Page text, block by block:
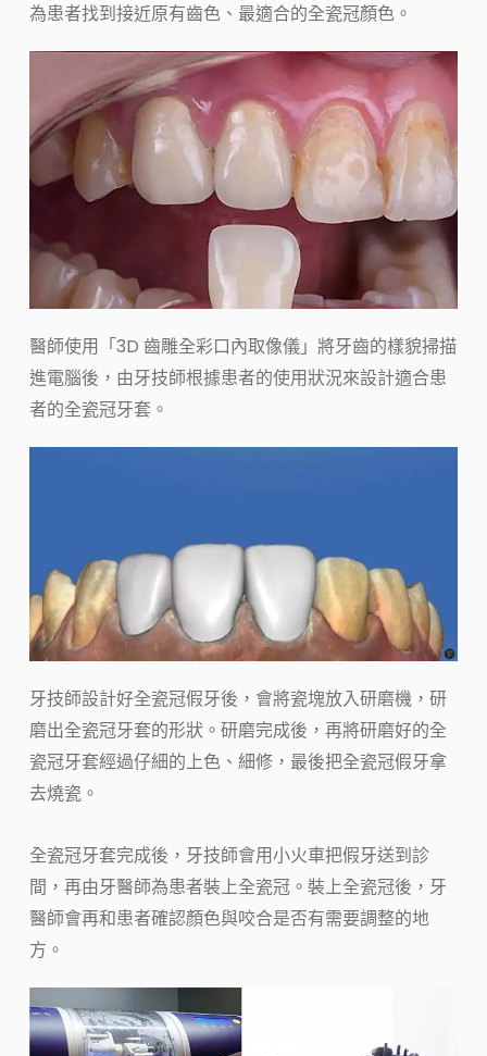
為患者找到接近原有齒色、最適合的全瓷冠顏色。
醫師使用「3D 齒雕全彩口內取像儀」將牙齒的樣貌掃描
進電腦後，由牙技師根據患者的使用狀況來設計適合患
者的全瓷冠牙套。
牙技師設計好全瓷冠假牙後，會將瓷塊放入研磨機，研
磨出全瓷冠牙套的形狀。研磨完成後，再將研磨好的全
瓷冠牙套經過仔細的上色、細修，最後把全瓷冠假牙拿
去燒瓷。
全瓷冠牙套完成後，牙技師會用小火車把假牙送到診
間，再由牙醫師為患者裝上全瓷冠。裝上全瓷冠後，牙
醫師會再和患者確認顏色與咬合是否有需要調整的地
方。